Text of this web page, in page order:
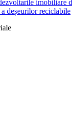
imobiliare
deșeurilor reciclabile